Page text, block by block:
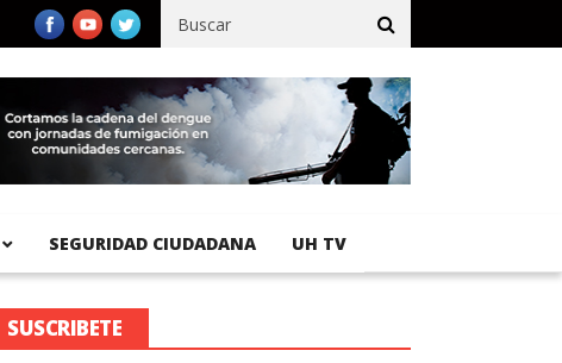
registra 92 % de avance en obras de terracería
SEGURIDAD CIUDADANA UH TV
SUSCRIBETE